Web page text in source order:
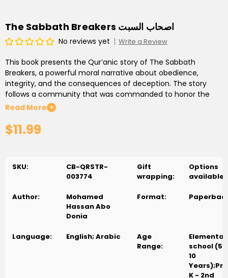
The Sabbath Breakers اصحاب السبت
No reviews yet Write a Review
This book presents the Qur’anic story of The Sabbath
Breakers, a powerful moral narrative about obedience,
integrity, and the consequences of deception. The story
follows a community that was commanded to honor the
Sabbath, yet attempted to bypass God’s command through
trickery, ultimately facing severe consequences for their
actions.
lessons such as honesty, respect for divine law, and
accountability for one’s choices. It teaches that attempting
and obedience lead to righteousness.
education, this book serves as a valuable resource for
teaching moral responsibility and ethical conduct through
Qur’anic storytelling. It is a meaningful addition to religious,
cultural, and academic libraries focused on character
Read More +
$11.99
SKU:
CB-QRSTR-
003774
Gift
wrapping:
Options
available
Author:
Mohamed
Hassan Abo
Donia
Format:
Language: English; Arabic
Age
Range:
school (5-
10
K - 2nd